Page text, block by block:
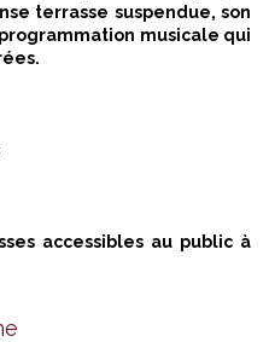
terrasse suspendue, son
musicale qui
accessibles au public à